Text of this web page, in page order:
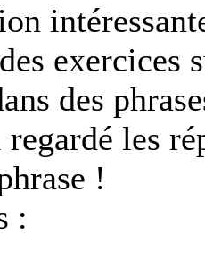
exercices
des
les
!
: